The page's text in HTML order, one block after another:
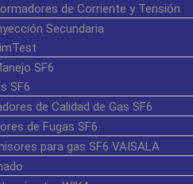
de Corriente y Tensión
Secundaria
SF6
SF6
de Calidad de Gas SF6
de Fugas SF6
para gas SF6 VAISALA